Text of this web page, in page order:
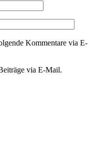
Kommentare via E-
via E-Mail.